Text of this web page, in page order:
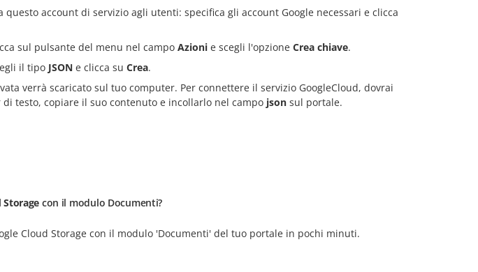
questo account di servizio agli utenti: specifica gli account Google necessari e clicca
sul pulsante del menu nel campo Azioni e scegli l'opzione Crea chiave.
il tipo JSON e clicca su Crea.
verrà scaricato sul tuo computer. Per connettere il servizio GoogleCloud, dovrai
testo, copiare il suo contenuto e incollarlo nel campo json sul portale.
Storage con il modulo Documenti?
Cloud Storage con il modulo 'Documenti' del tuo portale in pochi minuti.